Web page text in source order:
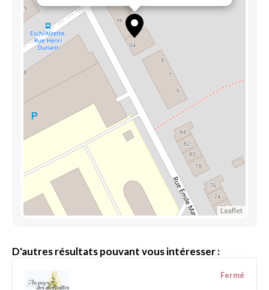
Leaflet
D'autres résultats pouvant vous intéresser :
Fermé